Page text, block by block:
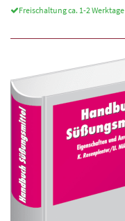
Freischaltung ca. 1-2 Werktage